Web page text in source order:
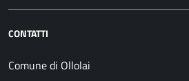
CONTATTI
Comune di Ollolai